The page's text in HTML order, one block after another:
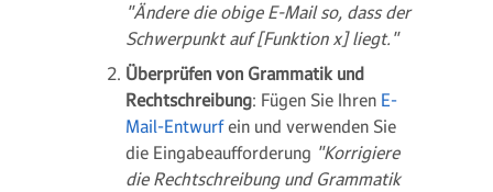
"Ändere die obige E-Mail so, dass der
Schwerpunkt auf [Funktion x] liegt."
Überprüfen von Grammatik und
Rechtschreibung: Fügen Sie Ihren E-
Mail-Entwurfein und verwenden Sie
die Eingabeaufforderung "Korrigiere
die Rechtschreibung und Grammatik